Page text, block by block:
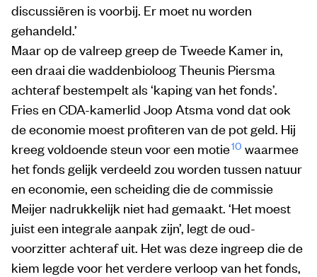
discussiëren is voorbij. Er moet nu worden
gehandeld.’
Maar op de valreep greep de Tweede Kamer in,
een draai die waddenbioloog Theunis Piersma
achteraf bestempelt als ‘kaping van het fonds’.
Fries en CDA-kamerlid Joop Atsma vond dat ook
de economie moest profiteren van de pot geld. Hij
kreeg voldoende steun voor een motie10 waarmee
het fonds gelijk verdeeld zou worden tussen natuur
en economie, een scheiding die de commissie
Meijer nadrukkelijk niet had gemaakt. ‘Het moest
juist een integrale aanpak zijn’, legt de oud-
voorzitter achteraf uit. Het was deze ingreep die de
kiem legde voor het verdere verloop van het fonds,